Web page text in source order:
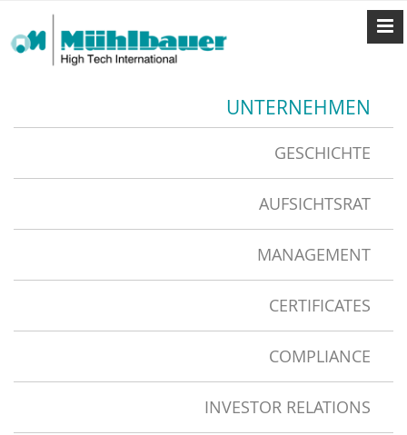
UNTERNEHMEN
GESCHICHTE
AUFSICHTSRAT
MANAGEMENT
CERTIFICATES
COMPLIANCE
INVESTOR RELATIONS